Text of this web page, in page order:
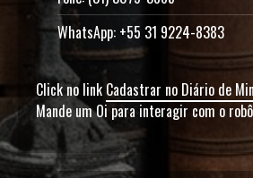
WhatsApp: +55 31 9224-8383
Click no link Cadastrar no Diário de
Mande um Oi para interagir com o